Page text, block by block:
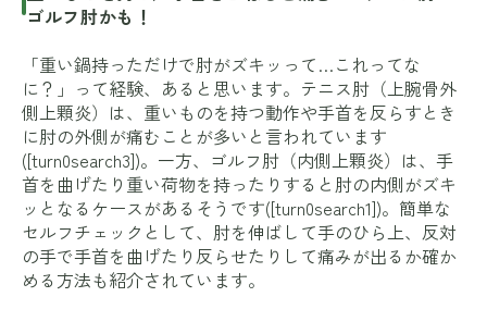
ゴルフ肘かも！
「重い鍋持っただけで肘がズキッって…これってな
に？」って経験、あると思います。テニス肘（上腕骨外
側上顆炎）は、重いものを持つ動作や手首を反らすとき
に肘の外側が痛むことが多いと言われています
([turn0search3])。一方、ゴルフ肘（内側上顆炎）は、手
首を曲げたり重い荷物を持ったりすると肘の内側がズキ
ッとなるケースがあるそうです([turn0search1])。簡単な
セルフチェックとして、肘を伸ばして手のひら上、反対
の手で手首を曲げたり反らせたりして痛みが出るか確か
める方法も紹介されています。